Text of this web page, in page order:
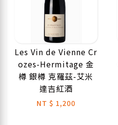
Les Vin de Vienne Cr
ozes-Hermitage 金
樽 銀樽 克羅茲-艾米
達吉紅酒
NT $ 1,200